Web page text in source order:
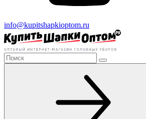
info@kupitshapkioptom.ru